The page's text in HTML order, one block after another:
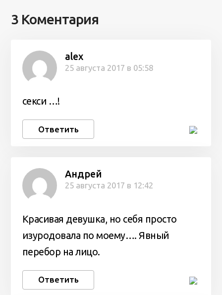
3 Коментария
alex
25 августа 2017 в 05:58
секси …!
Ответить
Андрей
25 августа 2017 в 12:42
Красивая девушка, но себя просто
изуродовала по моему…. Явный
перебор на лицо.
Ответить